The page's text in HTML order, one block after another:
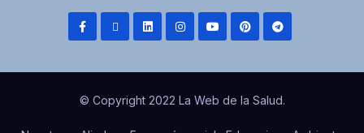
© Copyright 2022 La Web de la Salud.